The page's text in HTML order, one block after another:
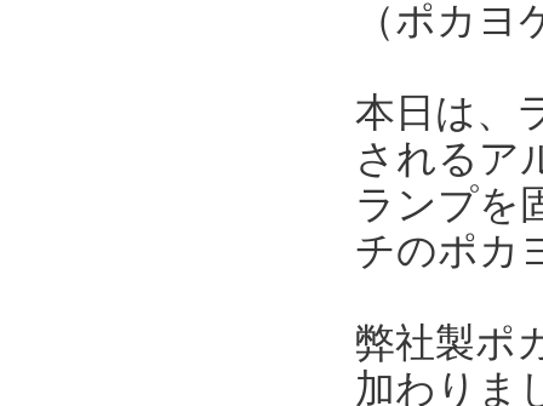
（ポカ
本日は、
されるア
ランプを
チのポカ
弊社製ポ
加わりま